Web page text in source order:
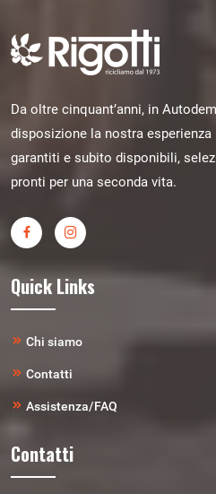
Da oltre cinquant’anni, in
disposizione la nostra
garantiti e subito disponibili,
pronti per una seconda vita.
Quick Links
Chi siamo
Contatti
Assistenza/FAQ
Contatti